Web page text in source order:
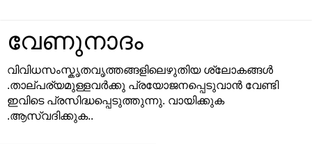
വേണുനാദം
വിവിധസംസ്കൃതവൃത്തങ്ങളിലെഴുതിയ ശ്ലോകങ്ങള്‍
.താല്പര്യമുള്ളവര്‍ക്കു പ്രയോജനപ്പെടുവാന്‍ വേണ്ടി
ഇവിടെ പ്രസിദ്ധപ്പെടുത്തുന്നു. വായിക്കുക
.ആസ്വദിക്കുക..